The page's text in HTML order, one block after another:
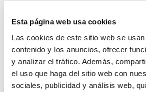
Esta página web usa cookies
Las cookies de este sitio web se
contenido y los anuncios, ofrecer
y analizar el tráfico. Además,
el uso que haga del sitio web con
sociales, publicidad y análisis web,
Altavoces asequibles en los que
excepto su precio, y
imposible encontrar un altavoz